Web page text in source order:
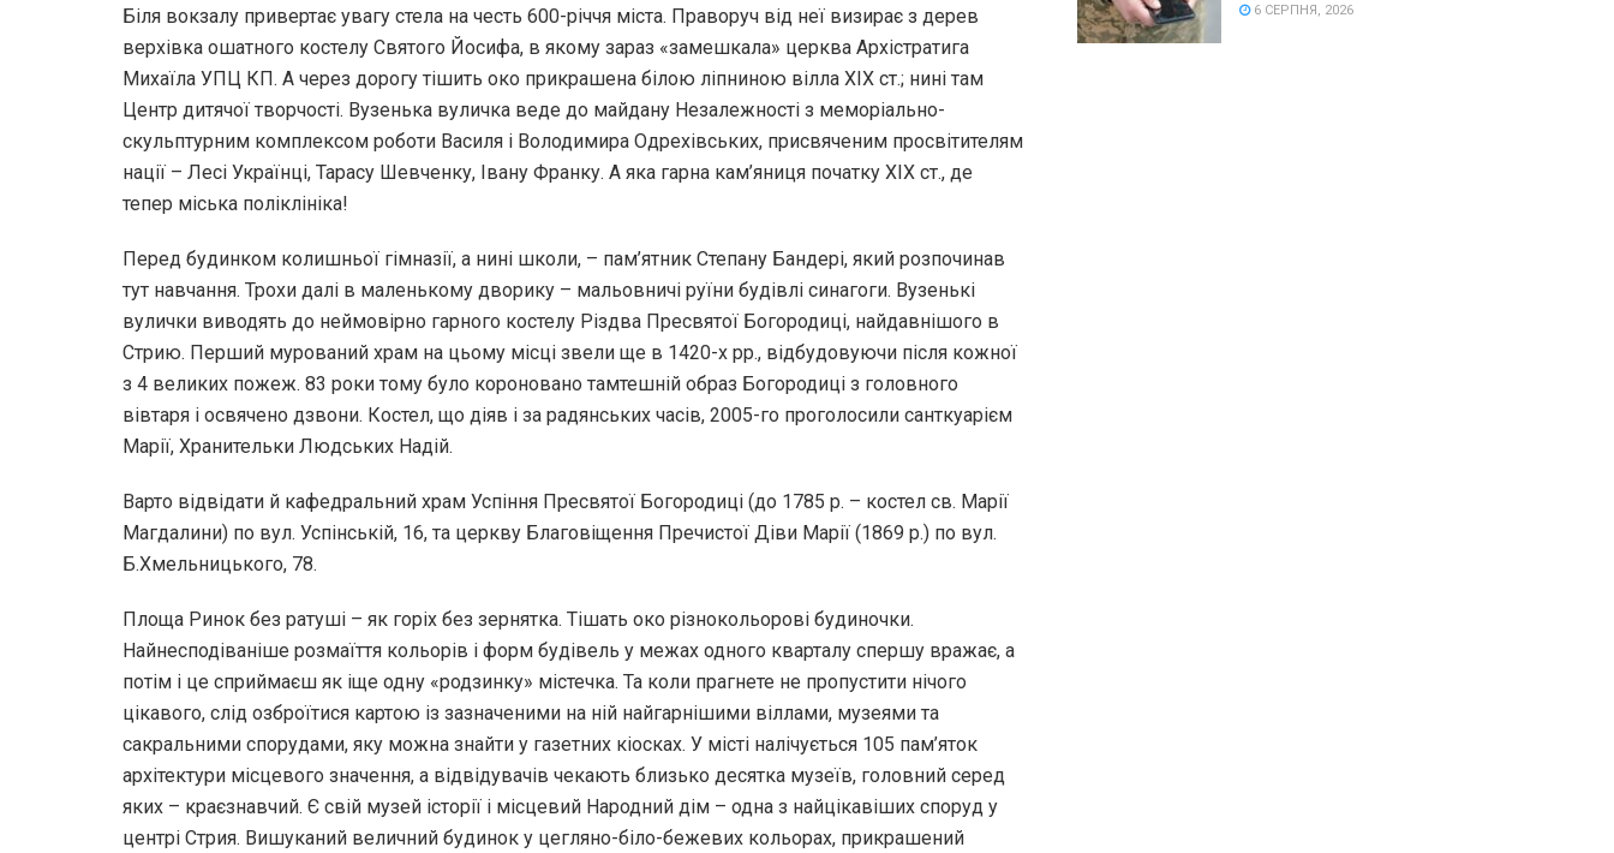
Біля вокзалу привертає увагу стела на честь 600-річчя міста. Праворуч від неї визирає з дерев
верхівка ошатного костелу Святого Йосифа, в якому зараз «замешкала» церква Архістратига
Михаїла УПЦ КП. А через дорогу тішить око прикрашена білою ліпниною вілла ХІХ ст.; нині там
Центр дитячої творчості. Вузенька вуличка веде до майдану Незалежності з меморіально-
скульптурним комплексом роботи Василя і Володимира Одрехівських, присвяченим просвітителям
нації – Лесі Українці, Тарасу Шевченку, Івану Франку. А яка гарна кам’яниця початку ХІХ ст., де
тепер міська поліклініка!
Перед будинком колишньої гімназії, а нині школи, – пам’ятник Степану Бандері, який розпочинав
тут навчання. Трохи далі в маленькому дворику – мальовничі руїни будівлі синагоги. Вузенькі
вулички виводять до неймовірно гарного костелу Різдва Пресвятої Богородиці, найдавнішого в
Стрию. Перший мурований храм на цьому місці звели ще в 1420-х рр., відбудовуючи після кожної
з 4 великих пожеж. 83 роки тому було короновано тамтешній образ Богородиці з головного
вівтаря і освячено дзвони. Костел, що діяв і за радянських часів, 2005-го проголосили санткуарієм
Марії, Хранительки Людських Надій.
Варто відвідати й кафедральний храм Успіння Пресвятої Богородиці (до 1785 р. – костел св. Марії
Магдалини) по вул. Успінській, 16, та церкву Благовіщення Пречистої Діви Марії (1869 р.) по вул.
Б.Хмельницького, 78.
Площа Ринок без ратуші – як горіх без зернятка. Тішать око різнокольорові будиночки.
Найнесподіваніше розмаїття кольорів і форм будівель у межах одного кварталу спершу вражає, а
потім і це сприймаєш як іще одну «родзинку» містечка. Та коли прагнете не пропустити нічого
цікавого, слід озброїтися картою із зазначеними на ній найгарнішими віллами, музеями та
сакральними спорудами, яку можна знайти у газетних кіосках. У місті налічується 105 пам’яток
архітектури місцевого значення, а відвідувачів чекають близько десятка музеїв, головний серед
яких – краєзнавчий. Є свій музей історії і місцевий Народний дім – одна з найцікавіших споруд у
центрі Стрия. Вишуканий величний будинок у цегляно-біло-бежевих кольорах, прикрашений
6 СЕРПНЯ, 2026